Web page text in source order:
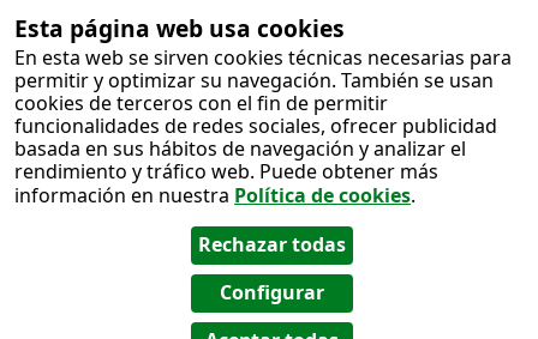
Esta página web usa cookies
En esta web se sirven cookies técnicas necesarias para
permitir y optimizar su navegación. También se usan
cookies de terceros con el fin de permitir
funcionalidades de redes sociales, ofrecer publicidad
basada en sus hábitos de navegación y analizar el
rendimiento y tráfico web. Puede obtener más
información en nuestra Política de cookies.